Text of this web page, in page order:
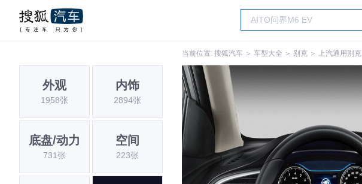
当前位置: 搜狐汽车 ＞ 车型大全 ＞ 别克 ＞ 上汽通用别克
外观
1958张
内饰
2894张
底盘/动力
731张
空间
223张